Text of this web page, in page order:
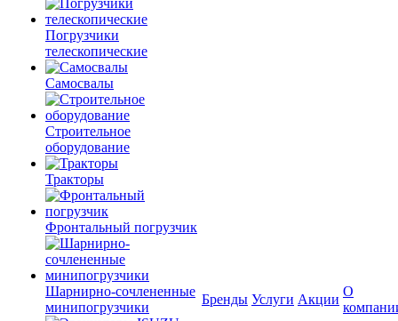
Погрузчики
телескопические
Самосвалы
Строительное
оборудование
Тракторы
Фронтальный погрузчик
Шарнирно-сочлененные
минипогрузчики
Бренды Услуги Акции
О